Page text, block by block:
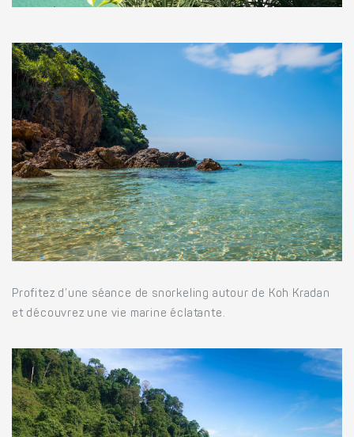
Profitez d’une séance de snorkeling autour de Koh Kradan
et découvrez une vie marine éclatante.